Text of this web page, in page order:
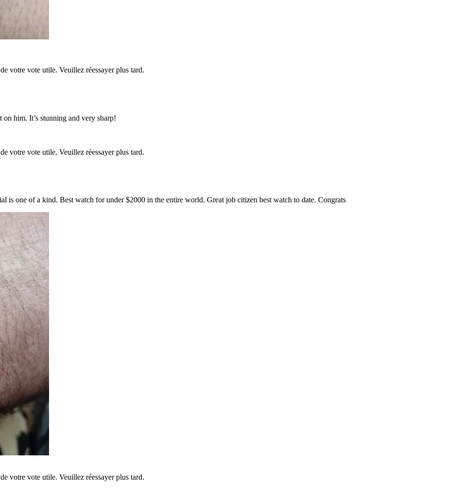
votre vote utile. Veuillez réessayer plus tard.
him. It’s stunning and very sharp!
votre vote utile. Veuillez réessayer plus tard.
is one of a kind. Best watch for under $2000 in the entire world. Great job citizen best watch to date. Congrats
votre vote utile. Veuillez réessayer plus tard.